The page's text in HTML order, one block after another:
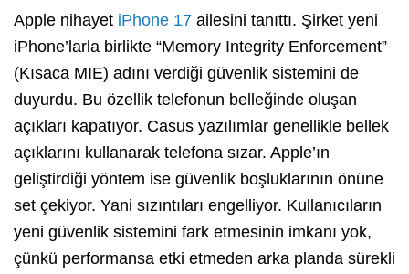
Apple nihayet iPhone 17 ailesini tanıttı. Şirket yeni
iPhone’larla birlikte “Memory Integrity Enforcement”
(Kısaca MIE) adını verdiği güvenlik sistemini de
duyurdu. Bu özellik telefonun belleğinde oluşan
açıkları kapatıyor. Casus yazılımlar genellikle bellek
açıklarını kullanarak telefona sızar. Apple’ın
geliştirdiği yöntem ise güvenlik boşluklarının önüne
set çekiyor. Yani sızıntıları engelliyor. Kullanıcıların
yeni güvenlik sistemini fark etmesinin imkanı yok,
çünkü performansa etki etmeden arka planda sürekli